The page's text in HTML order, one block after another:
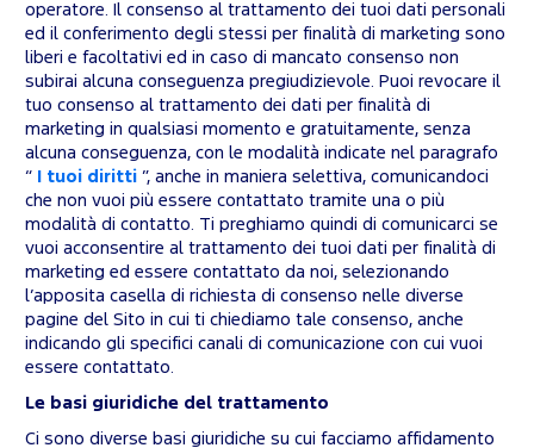
operatore. Il consenso al trattamento dei tuoi dati personali
ed il conferimento degli stessi per finalità di marketing sono
liberi e facoltativi ed in caso di mancato consenso non
subirai alcuna conseguenza pregiudizievole. Puoi revocare il
tuo consenso al trattamento dei dati per finalità di
marketing in qualsiasi momento e gratuitamente, senza
alcuna conseguenza, con le modalità indicate nel paragrafo
“
I tuoi diritti ”, anche in maniera selettiva, comunicandoci
che non vuoi più essere contattato tramite una o più
modalità di contatto. Ti preghiamo quindi di comunicarci se
vuoi acconsentire al trattamento dei tuoi dati per finalità di
marketing ed essere contattato da noi, selezionando
l’apposita casella di richiesta di consenso nelle diverse
pagine del Sito in cui ti chiediamo tale consenso, anche
indicando gli specifici canali di comunicazione con cui vuoi
essere contattato.
Le basi giuridiche del trattamento
Ci sono diverse basi giuridiche su cui facciamo affidamento